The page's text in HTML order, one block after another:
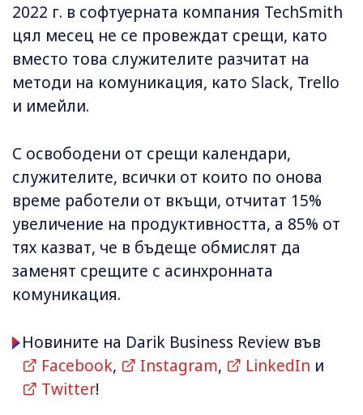
2022 г. в софтуерната компания TechSmith
цял месец не се провеждат срещи, като
вместо това служителите разчитат на
методи на комуникация, като Slack, Trello
и имейли.
С освободени от срещи календари,
служителите, всички от които по онова
време работели от вкъщи, отчитат 15%
увеличение на продуктивността, а 85% от
тях казват, че в бъдеще обмислят да
заменят срещите с асинхронната
комуникация.
Новините на Darik Business Review във
Facebook, Instagram, LinkedIn и
Twitter!